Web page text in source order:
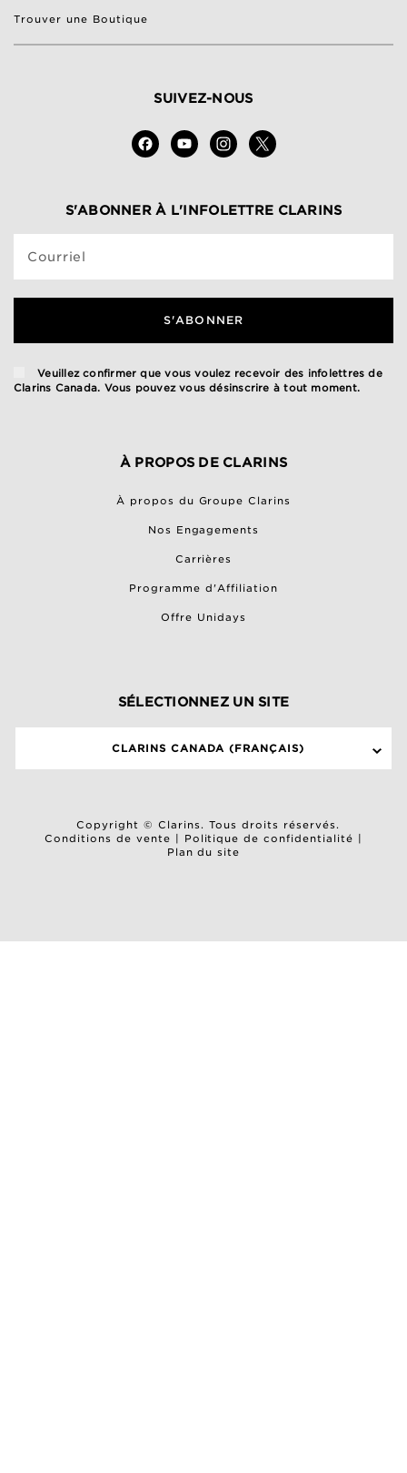
Trouver une Boutique
SUIVEZ-NOUS
S'ABONNER À L'INFOLETTRE CLARINS
Courriel
S'ABONNER
Veuillez confirmer que vous voulez recevoir des infolettres de
Clarins Canada. Vous pouvez vous désinscrire à tout moment.
À PROPOS DE CLARINS
À propos du Groupe Clarins
Nos Engagements
Carrières
Programme d'Affiliation
Offre Unidays
SÉLECTIONNEZ UN SITE
CLARINS CANADA (FRANÇAIS)
Copyright © Clarins. Tous droits réservés.
Conditions de vente
Politique de confidentialité
Plan du site